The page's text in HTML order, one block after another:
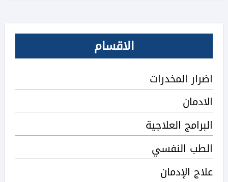
الاقسام
اضرار المخدرات
الادمان
البرامج العلاجية
الطب النفسي
علاج الإدمان